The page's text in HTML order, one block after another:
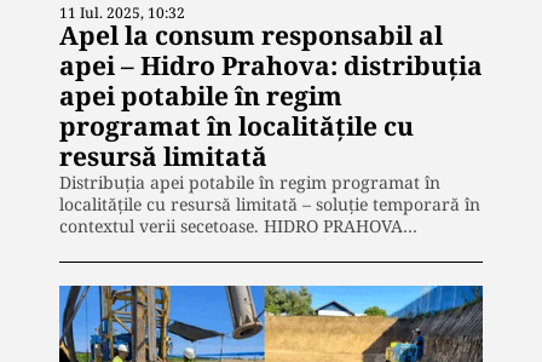
11 Iul. 2025, 10:32
Apel la consum responsabil al
apei – Hidro Prahova: distribuția
apei potabile în regim
programat în localitățile cu
resursă limitată
Distribuția apei potabile în regim programat în
localitățile cu resursă limitată – soluție temporară în
contextul verii secetoase. HIDRO PRAHOVA…